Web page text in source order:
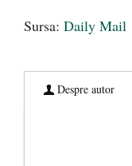
Sursa: Daily Mail
Despre autor